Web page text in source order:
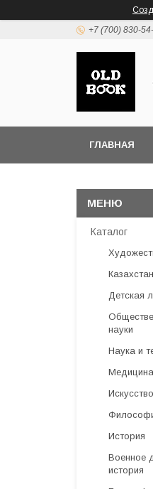
+7 (700) 830-
ГЛАВНАЯ
Каталог
Детская
науки
Наука и
Медицина
Искусствo
История
Военное
история